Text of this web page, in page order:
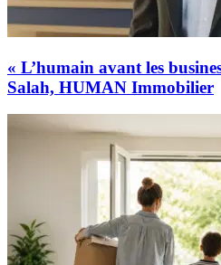
« L’humain avant les
Salah, HUMAN Immobilier